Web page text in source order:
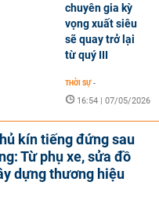
chuyên gia kỳ
vọng xuất siêu
sẽ quay trở lại
từ quý III
THỜI SỰ -
16:54 | 07/05/2026
kín tiếng đứng sau
Từ phụ xe, sửa đồ
dựng thương hiệu